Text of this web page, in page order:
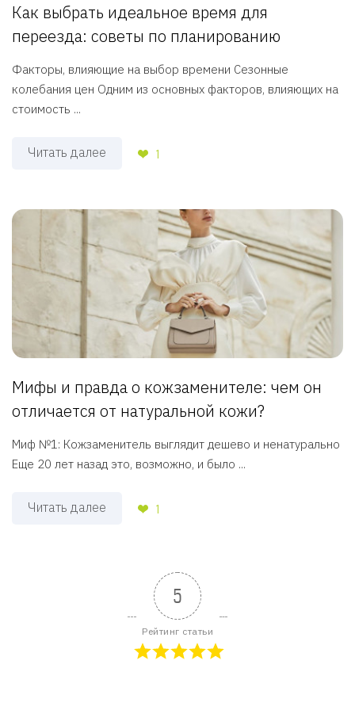
Как выбрать идеальное время для
переезда: советы по планированию
Факторы, влияющие на выбор времени Сезонные
колебания цен Одним из основных факторов, влияющих на
стоимость ...
Читать далее 1
Мифы и правда о кожзаменителе: чем он
отличается от натуральной кожи?
Миф №1: Кожзаменитель выглядит дешево и ненатурально
Еще 20 лет назад это, возможно, и было ...
Читать далее 1
5
Рейтинг статьи